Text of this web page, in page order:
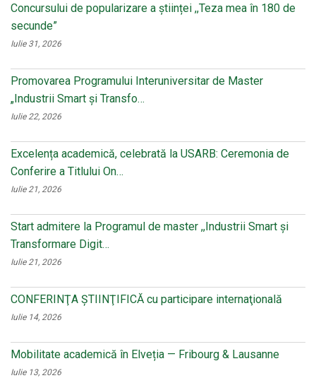
Concursului de popularizare a științei ,,Teza mea în 180 de
secunde”
Iulie 31, 2026
Promovarea Programului Interuniversitar de Master
„Industrii Smart și Transfo…
Iulie 22, 2026
Excelența academică, celebrată la USARB: Ceremonia de
Conferire a Titlului On…
Iulie 21, 2026
Start admitere la Programul de master ,,Industrii Smart și
Transformare Digit…
Iulie 21, 2026
CONFERINŢA ŞTIINŢIFICĂ cu participare internaţională
Iulie 14, 2026
Mobilitate academică în Elveția — Fribourg & Lausanne
Iulie 13, 2026